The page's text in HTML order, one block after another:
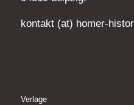
kontakt (at) homer-
Verlage